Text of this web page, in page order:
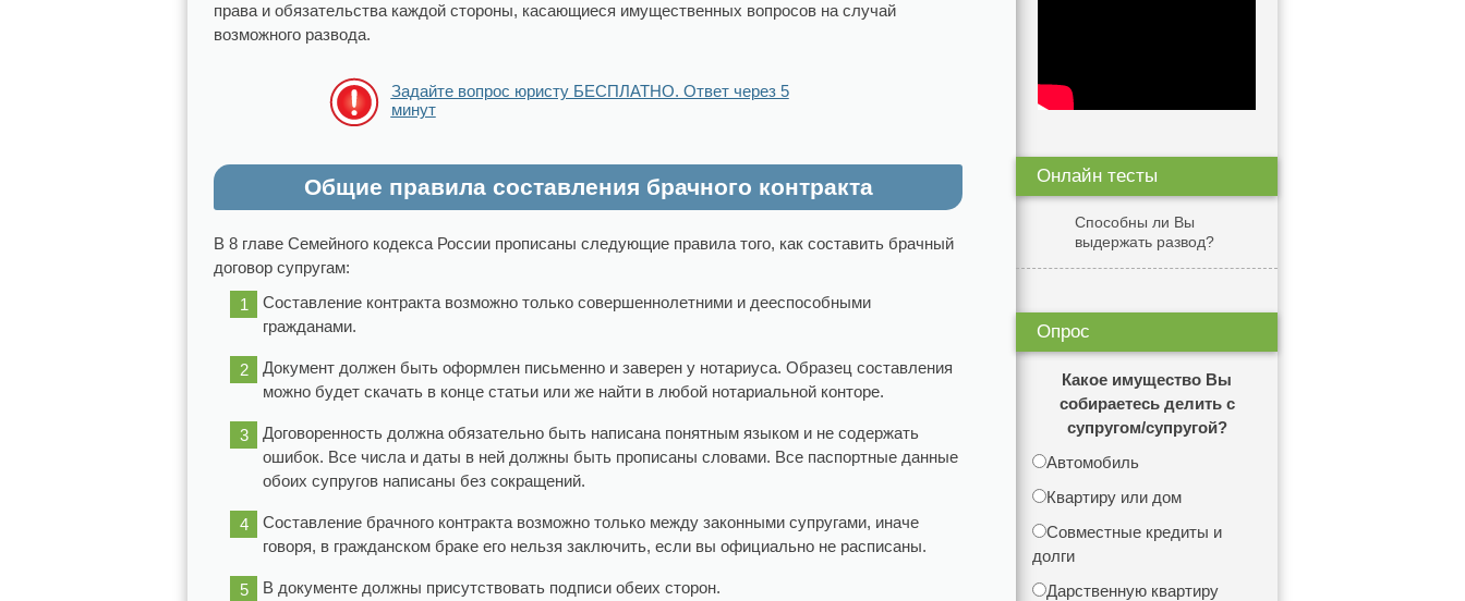
права и обязательства каждой стороны, касающиеся имущественных вопросов на случай
возможного развода.
Задайте вопрос юристу БЕСПЛАТНО. Ответ через 5
минут
Общие правила составления брачного контракта
В 8 главе Семейного кодекса России прописаны следующие правила того, как составить брачный
договор супругам:
Составление контракта возможно только совершеннолетними и дееспособными
гражданами.
Документ должен быть оформлен письменно и заверен у нотариуса. Образец составления
можно будет скачать в конце статьи или же найти в любой нотариальной конторе.
Договоренность должна обязательно быть написана понятным языком и не содержать
ошибок. Все числа и даты в ней должны быть прописаны словами. Все паспортные данные
обоих супругов написаны без сокращений.
Составление брачного контракта возможно только между законными супругами, иначе
говоря, в гражданском браке его нельзя заключить, если вы официально не расписаны.
В документе должны присутствовать подписи обеих сторон.
Онлайн тесты
Способны ли Вы
выдержать развод?
Опрос
Какое имущество Вы
собираетесь делить с
супругом/супругой?
Автомобиль
Квартиру или дом
Совместные кредиты и
долги
Дарственную квартиру